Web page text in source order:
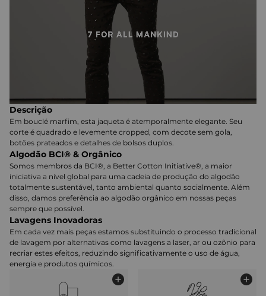
Descrição
Em bouclé marfim, esta jaqueta é atemporalmente elegante. Seu
corte é quadrado e levemente cropped, com decote sem gola,
botões prateados e detalhes de bolsos duplos.
Algodão BCI® & Orgânico
Somos membros da BCI®, a Better Cotton Initiative®, a maior
iniciativa a nível global para uma cadeia de produção do algodão
totalmente sustentável, tanto ambiental quanto socialmente. Além
disso, damos preferência ao algodão orgânico em nossas peças
sempre que possível.
Lavagens Inovadoras
Em cada vez mais peças estamos substituindo o processo tradicional
de lavagem por alternativas como lavagens a laser, ar ou ozônio para
recriar estes efeitos, reduzindo significativamente o uso de água,
energia e produtos químicos.